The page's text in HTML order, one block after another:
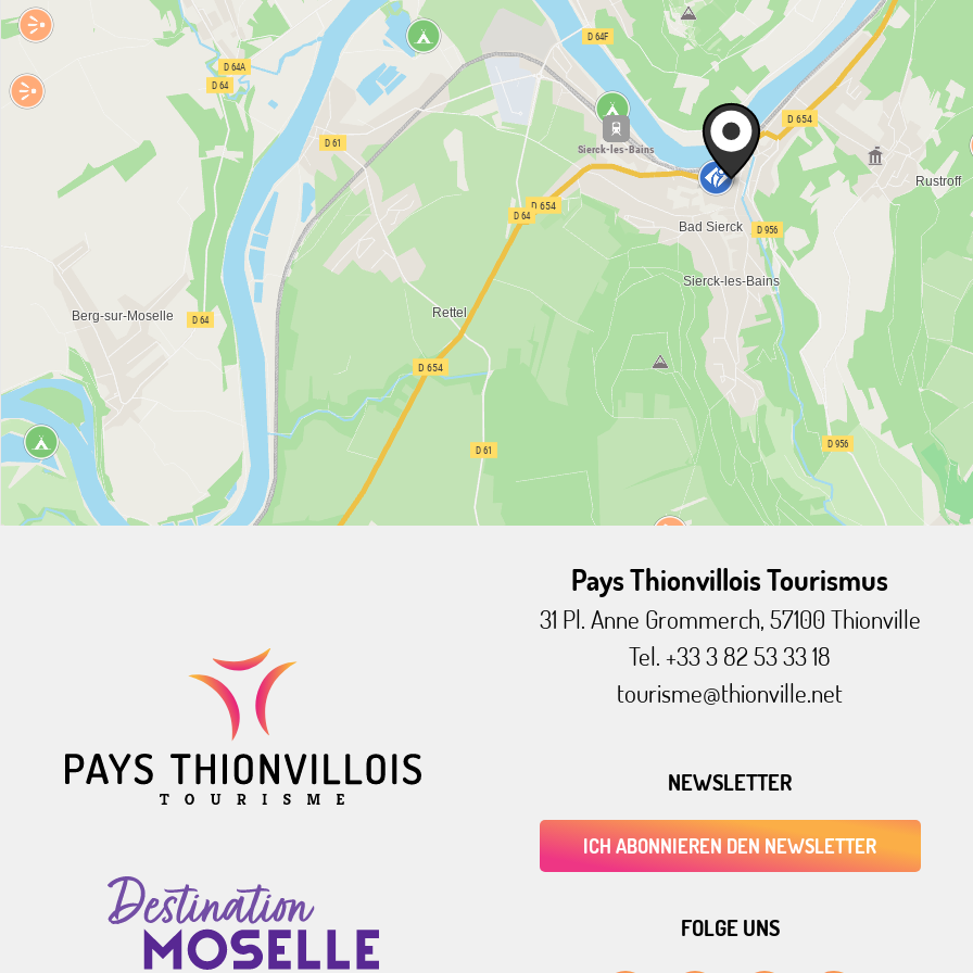
Pays Thionvillois Tourismus
31 Pl. Anne Grommerch, 57100 Thionville
Tel. +33 3 82 53 33 18
tourisme@thionville.net
NEWSLETTER
ICH ABONNIEREN DEN NEWSLETTER
FOLGE UNS